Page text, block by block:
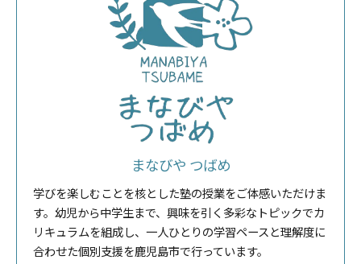
まなびや つばめ
学びを楽しむことを核とした塾の授業をご体感いただけま
す。幼児から中学生まで、興味を引く多彩なトピックでカ
リキュラムを組成し、一人ひとりの学習ペースと理解度に
合わせた個別支援を鹿児島市で行っています。